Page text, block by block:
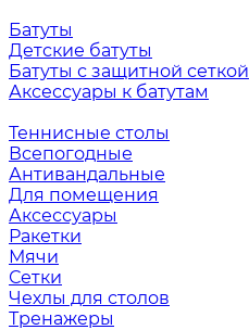
Батуты
Детские батуты
Батуты с защитной сеткой
Аксессуары к батутам
Теннисные столы
Всепогодные
Антивандальные
Для помещения
Аксессуары
Ракетки
Мячи
Сетки
Чехлы для столов
Тренажеры